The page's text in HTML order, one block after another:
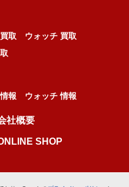
取
ウォッチ 買取
報 ウォッチ 情報
社概要
SHOP